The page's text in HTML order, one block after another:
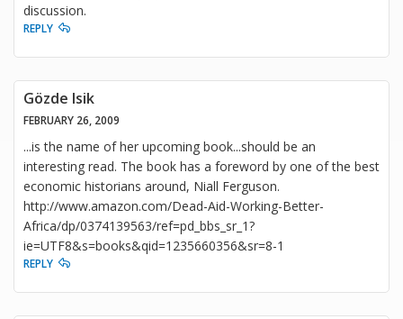
discussion.
REPLY
Gözde Isik
FEBRUARY 26, 2009
...is the name of her upcoming book...should be an
interesting read. The book has a foreword by one of the best
economic historians around, Niall Ferguson.
http://www.amazon.com/Dead-Aid-Working-Better-
Africa/dp/0374139563/ref=pd_bbs_sr_1?
ie=UTF8&s=books&qid=1235660356&sr=8-1
REPLY